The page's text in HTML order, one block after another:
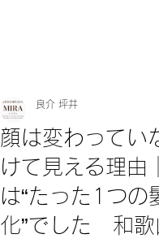
顔は変わってい
けて見える理由
は“たった1つの
化”でした 和
良介 坪井